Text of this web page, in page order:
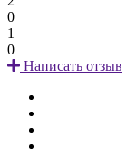
0
1
0
Написать отзыв